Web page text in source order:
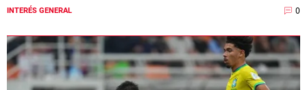
INTERÉS GENERAL 0